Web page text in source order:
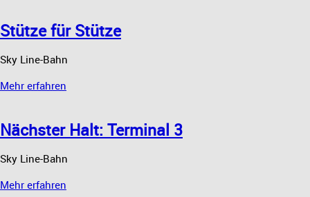
Stütze für Stütze
Sky Line-Bahn
Mehr erfahren
Nächster Halt: Terminal 3
Sky Line-Bahn
Mehr erfahren